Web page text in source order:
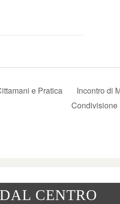
e Pratica
Incontro di
Condivisione
CENTRO